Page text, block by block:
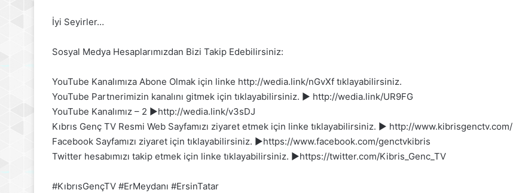
İyi Seyirler…
Sosyal Medya Hesaplarımızdan Bizi Takip Edebilirsiniz:
YouTube Kanalımıza Abone Olmak için linke http://wedia.link/nGvXf tıklayabilirsiniz.
YouTube Partnerimizin kanalını gitmek için tıklayabilirsiniz. ► http://wedia.link/UR9FG
YouTube Kanalımız – 2 ►http://wedia.link/v3sDJ
Kıbrıs Genç TV Resmi Web Sayfamızı ziyaret etmek için linke tıklayabilirsiniz. ► http://www.kibrisgenctv.com/
Facebook Sayfamızı ziyaret için tıklayabilirsiniz. ►https://www.facebook.com/genctvkibris
Twitter hesabımızı takip etmek için linke tıklayabilirsiniz. ►https://twitter.com/Kibris_Genc_TV
#KıbrısGençTV #ErMeydanı #ErsinTatar